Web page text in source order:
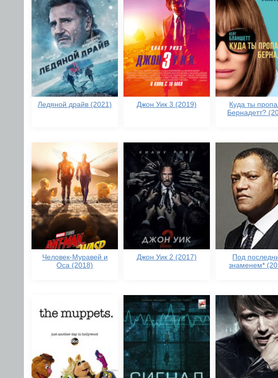
Ледяной драйв (2021) Джон Уик 3 (2019)
Куда ты
Бернадетт?
Человек-Муравей и
Оса (2018)
Джон Уик 2 (2017)
Под
знаменем*